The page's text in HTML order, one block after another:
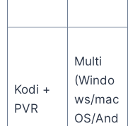
Kodi +
PVR
Multi
(Windo
ws/mac
OS/And